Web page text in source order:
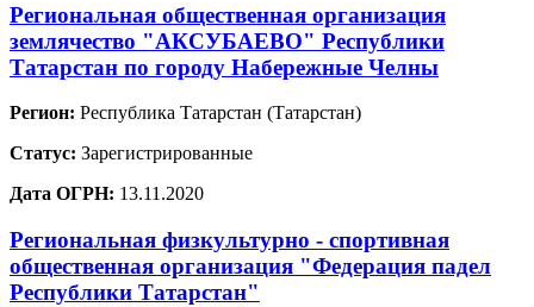
Региональная общественная организация
землячество "АКСУБАЕВО" Республики
Татарстан по городу Набережные Челны
Регион: Республика Татарстан (Татарстан)
Статус: Зарегистрированные
Дата ОГРН: 13.11.2020
Региональная физкультурно - спортивная
общественная организация "Федерация падел
Республики Татарстан"